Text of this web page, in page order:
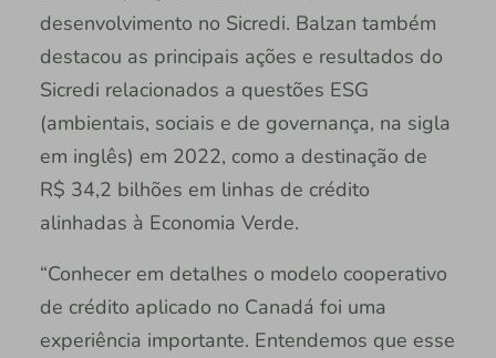
desenvolvimento no Sicredi. Balzan também
destacou as principais ações e resultados do
Sicredi relacionados a questões ESG
(ambientais, sociais e de governança, na sigla
em inglês) em 2022, como a destinação de
R$ 34,2 bilhões em linhas de crédito
alinhadas à Economia Verde.
“Conhecer em detalhes o modelo cooperativo
de crédito aplicado no Canadá foi uma
experiência importante. Entendemos que esse